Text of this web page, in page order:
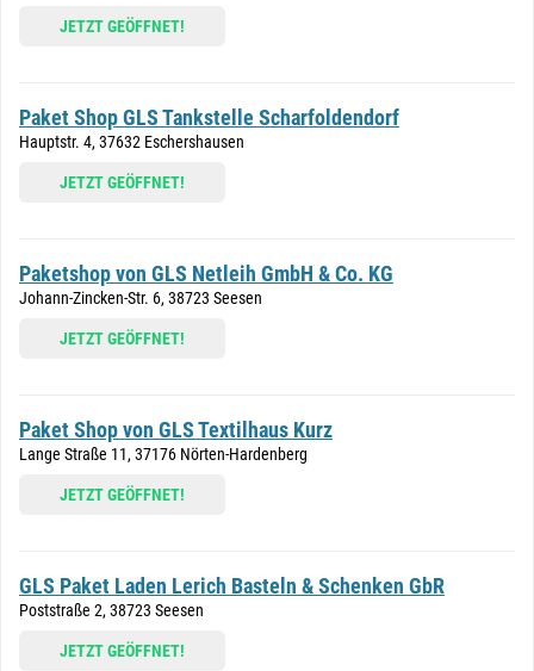
JETZT GEÖFFNET!
Paket Shop GLS Tankstelle Scharfoldendorf
Hauptstr. 4, 37632 Eschershausen
JETZT GEÖFFNET!
Paketshop von GLS Netleih GmbH & Co. KG
Johann-Zincken-Str. 6, 38723 Seesen
JETZT GEÖFFNET!
Paket Shop von GLS Textilhaus Kurz
Lange Straße 11, 37176 Nörten-Hardenberg
JETZT GEÖFFNET!
GLS Paket Laden Lerich Basteln & Schenken GbR
Poststraße 2, 38723 Seesen
JETZT GEÖFFNET!